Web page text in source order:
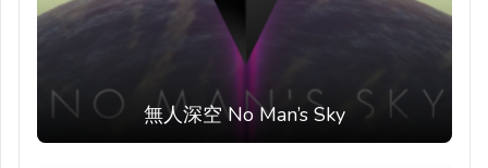
無人深空 No Man’s Sky